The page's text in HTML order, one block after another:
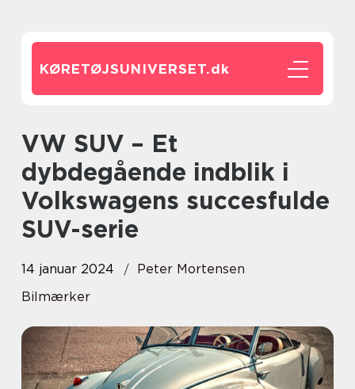
KØRETØJSUNIVERSET.dk
VW SUV – Et
dybdegående indblik i
Volkswagens succesfulde
SUV-serie
14 januar 2024
Peter Mortensen
Bilmærker